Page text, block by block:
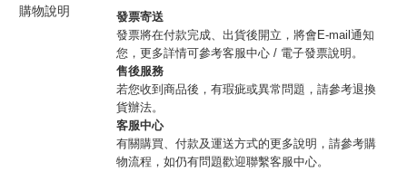
購物說明
發票寄送
發票將在付款完成、出貨後開立，將會E-mail通知
您，更多詳情可參考客服中心 / 電子發票說明。
售後服務
若您收到商品後，有瑕疵或異常問題，請參考退換
貨辦法。
客服中心
有關購買、付款及運送方式的更多說明，請參考購
物流程，如仍有問題歡迎聯繫客服中心。